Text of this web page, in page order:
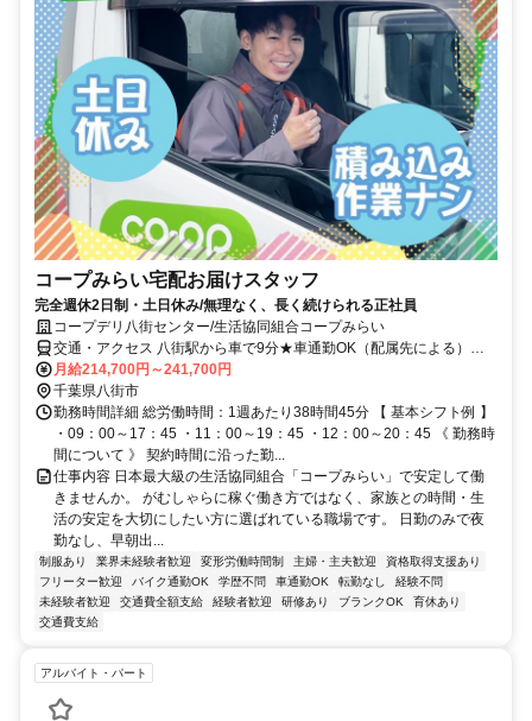
コープみらい宅配お届けスタッフ
完全週休2日制・土日休み/無理なく、長く続けられる正社員
コープデリ八街センター/生活協同組合コープみらい
交通・アクセス 八街駅から車で9分★車通勤OK（配属先による）※
配属先は、入職時期や各センターの人員状況を踏まえ、本人の希望を
考慮した上で、募集場所を含む通勤可能な範囲のセンターから決定し
ます。
月給214,700円～241,700円
千葉県八街市
勤務時間詳細 総労働時間：1週あたり38時間45分 【 基本シフト例 】
・09：00～17：45 ・11：00～19：45 ・12：00～20：45 《 勤務時
間について 》 契約時間に沿った勤...
仕事内容 日本最大級の生活協同組合「コープみらい」で安定して働
きませんか。 がむしゃらに稼ぐ働き方ではなく、家族との時間・生
活の安定を大切にしたい方に選ばれている職場です。 日勤のみで夜
勤なし、早朝出...
制服あり 業界未経験者歓迎 変形労働時間制 主婦・主夫歓迎
資格取得支援あり
フリーター歓迎
バイク通勤OK 学歴不問 車通勤OK 転勤なし
経験不問
未経験者歓迎
交通費全額支給 経験者歓迎 研修あり ブランクOK
育休あり
交通費支給
アルバイト・パート